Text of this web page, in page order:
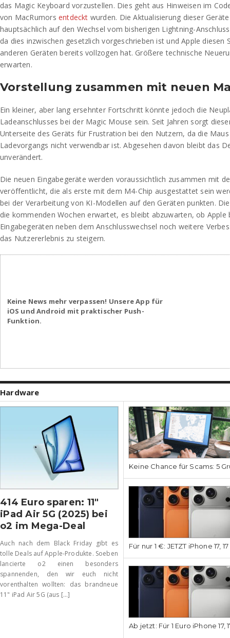
das Magic Keyboard vorzustellen. Dies geht aus Hinweisen im
von MacRumors entdeckt wurden. Die Aktualisierung dieser
hauptsächlich auf den Wechsel vom bisherigen Lightning-
da dies inzwischen gesetzlich vorgeschrieben ist und Apple diesen
anderen Geräten bereits vollzogen hat. Größere technische
erwarten.
Vorstellung zusammen mit neuen
Ein kleiner, aber lang ersehnter Fortschritt könnte jedoch die
Ladeanschlusses bei der Magic Mouse sein. Seit Jahren sorgt
Unterseite des Geräts für Frustration bei den Nutzern, da die
Ladevorgangs nicht verwendbar ist. Abgesehen davon bleibt das
unverändert.
Die neuen Eingabegeräte werden voraussichtlich zusammen mit
veröffentlicht, die als erste mit dem M4-Chip ausgestattet sein
bei der Verarbeitung von KI-Modellen auf den Geräten punkten.
die kommenden Wochen erwartet, es bleibt abzuwarten, ob Apple
Eingabegeräten neben dem Anschlusswechsel noch weitere
das Nutzererlebnis zu steigern.
Keine News mehr verpassen! Unsere App für
iOS und Android mit praktischer Push-
Funktion.
Hardware
414 Euro sparen: 11″
iPad Air 5G (2025) bei
o2 im Mega-Deal
Auch nach dem Black Friday gibt es
tolle Deals auf Apple-Produkte. Soeben
lancierte o2 einen besonders
spannenden, den wir euch nicht
vorenthalten wollten: das brandneue
11" iPad Air 5G (aus [...]
Keine Chance für Scams: 5
Für nur 1 €: JETZT iPhone 17,
Ab jetzt: Für 1 Euro iPhone